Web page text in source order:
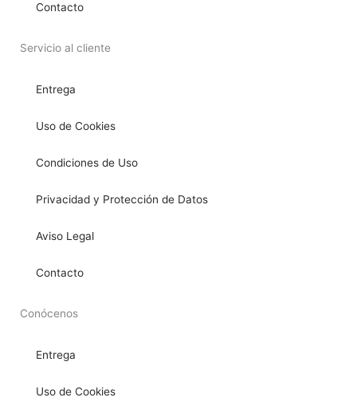
Contacto
Servicio al cliente
Entrega
Uso de Cookies
Condiciones de Uso
Privacidad y Protección de Datos
Aviso Legal
Contacto
Conócenos
Entrega
Uso de Cookies